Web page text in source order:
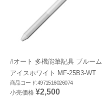
#オート 多機能筆記具 ブルーム
アイスホワイト MF-25B3-WT
商品コード:4971516026074
小売価格 ¥2,500